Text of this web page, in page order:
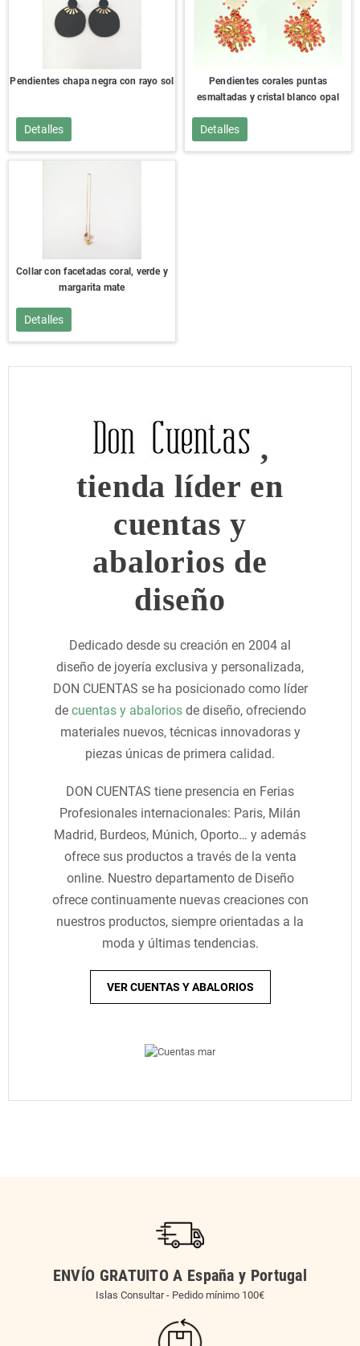
Pendientes chapa negra con rayo sol
Detalles
Pendientes corales puntas
esmaltadas y cristal blanco opal
Detalles
Collar con facetadas coral, verde y
margarita mate
Detalles
,
tienda líder en
cuentas y
abalorios de
diseño
Dedicado desde su creación en 2004 al
diseño de joyería exclusiva y personalizada,
DON CUENTAS se ha posicionado como líder
de cuentas y abaloriosde diseño, ofreciendo
materiales nuevos, técnicas innovadoras y
piezas únicas de primera calidad.
DON CUENTAS tiene presencia en Ferias
Profesionales internacionales: Paris, Milán
Madrid, Burdeos, Múnich, Oporto… y además
ofrece sus productos a través de la venta
online. Nuestro departamento de Diseño
ofrece continuamente nuevas creaciones con
nuestros productos, siempre orientadas a la
moda y últimas tendencias.
VER CUENTAS Y ABALORIOS
ENVÍO GRATUITO A España y Portugal
Islas Consultar - Pedido mínimo 100€